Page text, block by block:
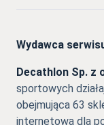
Wydawca
Decathlon Sp. z
sportowych
obejmująca 63
internetową dla